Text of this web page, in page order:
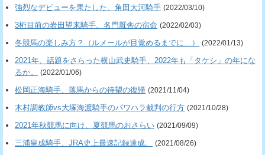
強烈なデビューを果たした、角田大河騎手 (2022/03/10)
3桁目前の岩田望来騎手。名門厩舎の宿命 (2022/02/03)
冬競馬の楽しみ方？（ルメールが目覚めるまでに…） (2022/01/13)
2021年、話題をさらった横山武史騎手、2022年も「タケシ」の年にな
るか。
(2022/01/06)
松岡正海騎手、落馬からの待望の復帰 (2021/11/04)
木村調教師vs大塚海渡騎手のパワハラ裁判の行方 (2021/10/28)
2021年秋競馬に向け、夏競馬のおさらい (2021/09/09)
三浦皇成騎手、JRA史上最速記録達成。 (2021/08/26)